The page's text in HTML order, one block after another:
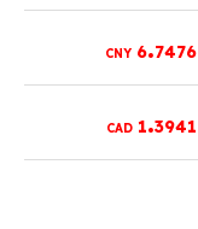
6.7476
CNY
1.3941
CAD